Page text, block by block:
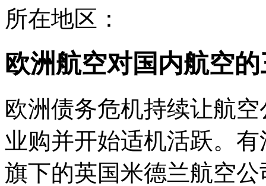
所在地区：
欧洲航空对国内航空
欧洲债务危机持续让航
业购并开始适机活跃。
旗下的英国米德兰航空